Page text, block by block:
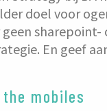
doel voor
En geef
mobiles